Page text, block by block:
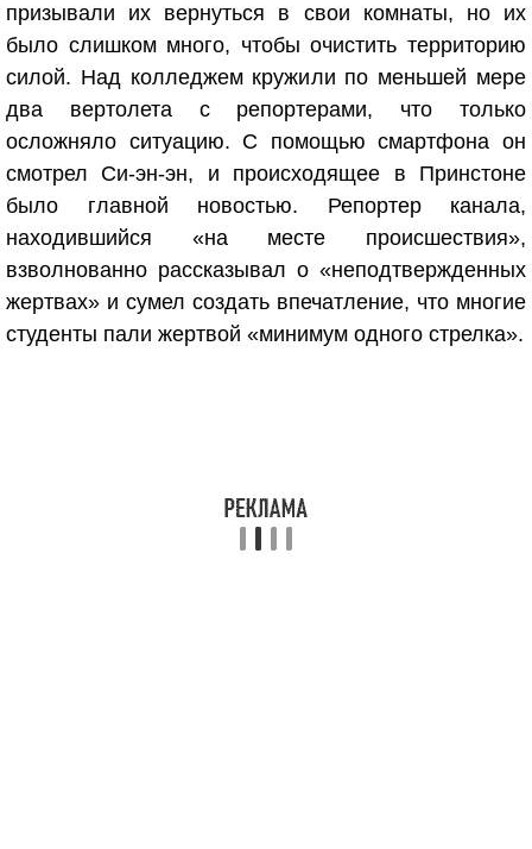
призывали их вернуться в свои комнаты, но их
было слишком много, чтобы очистить территорию
силой. Над колледжем кружили по меньшей мере
два вертолета с репортерами, что только
осложняло ситуацию. С помощью смартфона он
смотрел Си-эн-эн, и происходящее в Принстоне
было главной новостью. Репортер канала,
находившийся «на месте происшествия»,
взволнованно рассказывал о «неподтвержденных
жертвах» и сумел создать впечатление, что многие
студенты пали жертвой «минимум одного стрелка».